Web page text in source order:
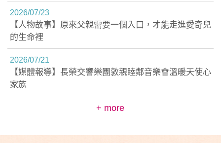
2026/07/23
【人物故事】原來父親需要一個入口，才能走進愛奇兒
的生命裡
2026/07/21
【媒體報導】長榮交響樂團敦親睦鄰音樂會溫暖天使心
家族
+ more